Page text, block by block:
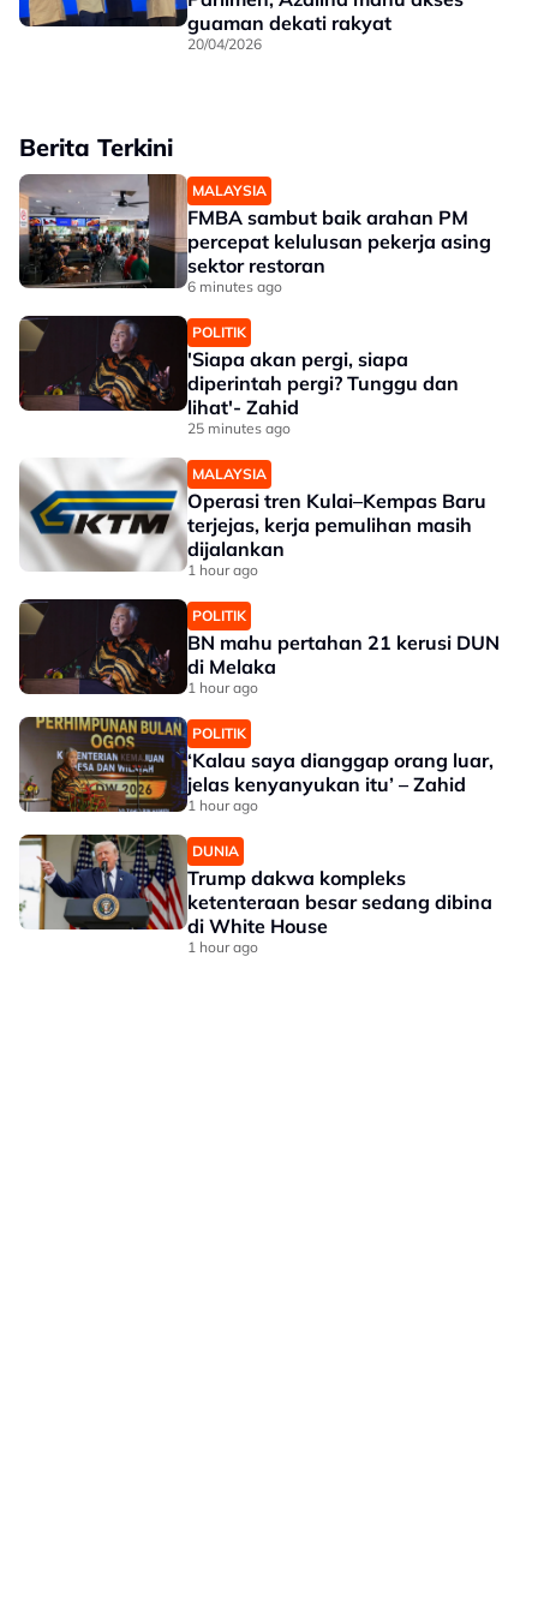
guaman dekati rakyat
20/04/2026
Berita Terkini
MALAYSIA
FMBA sambut baik arahan PM
percepat kelulusan pekerja asing
sektor restoran
6 minutes ago
POLITIK
'Siapa akan pergi, siapa
diperintah pergi? Tunggu dan
lihat'- Zahid
25 minutes ago
MALAYSIA
Operasi tren Kulai–Kempas Baru
terjejas, kerja pemulihan masih
dijalankan
1 hour ago
POLITIK
BN mahu pertahan 21 kerusi DUN
di Melaka
1 hour ago
POLITIK
‘Kalau saya dianggap orang luar,
jelas kenyanyukan itu’ – Zahid
1 hour ago
DUNIA
Trump dakwa kompleks
ketenteraan besar sedang dibina
di White House
1 hour ago